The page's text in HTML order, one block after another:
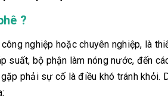
?
nghiệp hoặc chuyên nghiệp, là
suất, bộ phận làm nóng nước, đến
phải sự cố là điều khó tránh khỏi.